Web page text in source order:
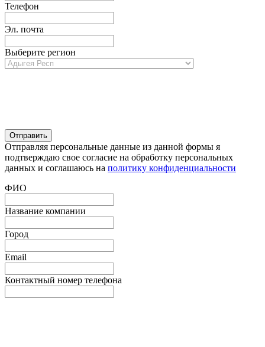
Телефон
Эл. почта
Выберите регион
Отправляя персональные данные из данной формы я
подтверждаю свое согласие на обработку персональных
данных и соглашаюсь на политику конфиденциальности
ФИО
Название компании
Город
Email
Контактный номер телефона